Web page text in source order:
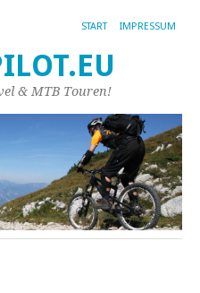
START IMPRESSUM
& MTB Touren!